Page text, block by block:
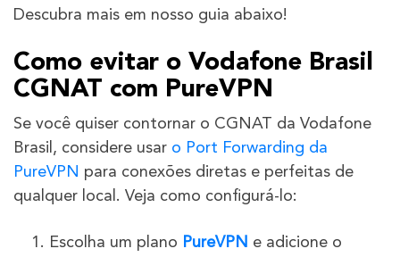
Descubra mais em nosso guia abaixo!
Como evitar o Vodafone Brasil
CGNAT com PureVPN
Se você quiser contornar o CGNAT da Vodafone
Brasil, considere usar o Port Forwarding da
PureVPN para conexões diretas e perfeitas de
qualquer local. Veja como configurá-lo:
Escolha um plano PureVPN e adicione o